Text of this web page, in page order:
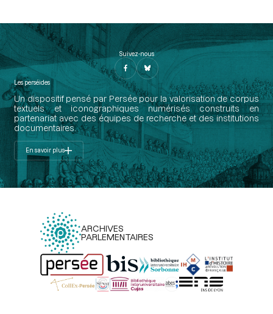
Suivez-nous
Les perséides
Un dispositif pensé par Persée pour la valorisation de corpus
textuels et iconographiques numérisés construits en
partenariat avec des équipes de recherche et des institutions
documentaires.
En savoir plus
ARCHIVES
PARLEMENTAIRES